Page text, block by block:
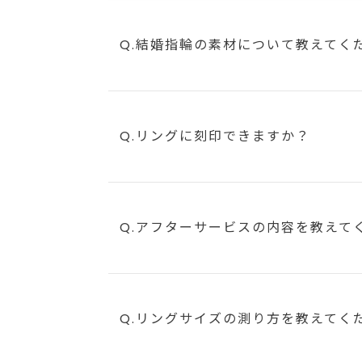
Q.結婚指輪の素材について教えてく
Q.リングに刻印できますか？
Q.アフターサービスの内容を教えて
Q.リングサイズの測り方を教えてく